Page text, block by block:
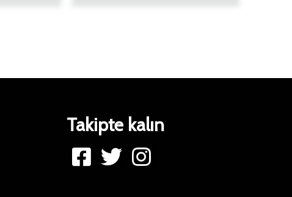
Takipte kalın